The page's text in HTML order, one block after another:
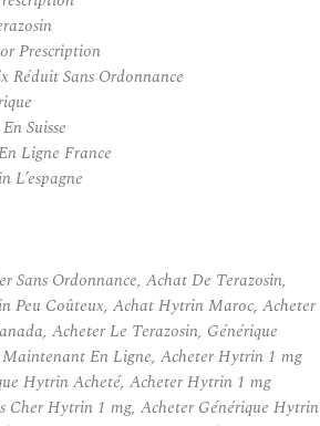
Prescription
Sans Ordonnance
Suisse
Ligne France
L’espagne
Sans Ordonnance, Achat De Terazosin,
Peu Coûteux, Achat Hytrin Maroc, Acheter
Acheter Le Terazosin, Générique
En Ligne, Acheter Hytrin 1 mg
Hytrin Acheté, Acheter Hytrin 1 mg
Cher Hytrin 1 mg, Acheter Générique Hytrin